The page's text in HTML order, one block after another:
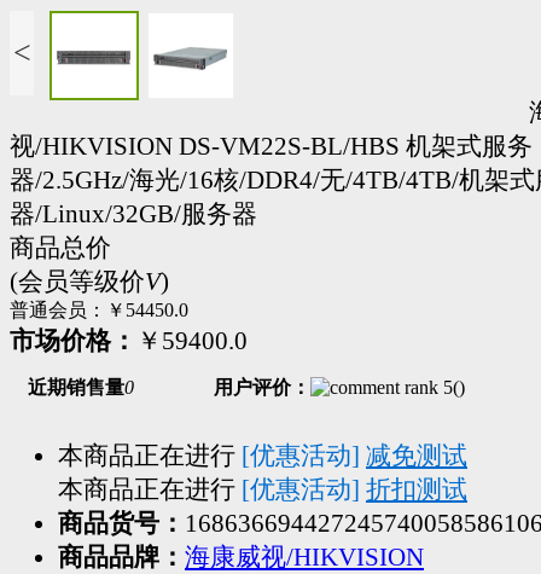
<
视/HIKVISION DS-VM22S-BL/HBS 机架式服务
器/2.5GHz/海光/16核/DDR4/无/4TB/4TB/机架
器/Linux/32GB/服务器
商品总价
(会员等级价V)
普通会员： ￥54450.0
市场价格： ￥59400.0
近期销售量0 用户评价： ()
本商品正在进行 [优惠活动] 减免测试
本商品正在进行 [优惠活动] 折扣测试
商品货号：
商品品牌： 海康威视/HIKVISION